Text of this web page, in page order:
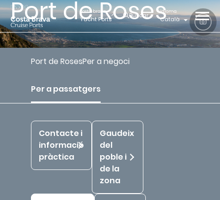
costa brava
Yacht Ports Buscar idioma
Català
Port de Roses
Port de Roses
Port de RosesPer a negoci
Per a passatgers
Contacte i
informació
pràctica
Gaudeix
del
poble i
de la
zona